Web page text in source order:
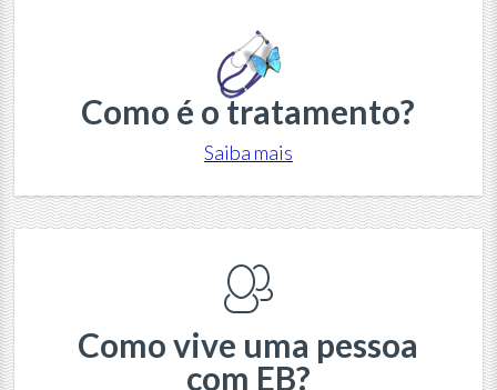
Como é o tratamento?
Saiba mais
Como vive uma pessoa
com EB?